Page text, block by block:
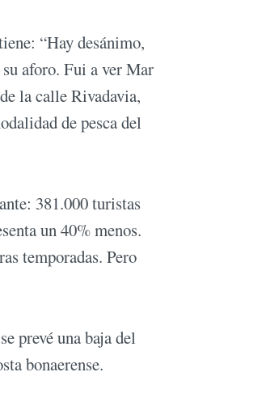
“Hay desánimo,
aforo. Fui a ver Mar
la calle Rivadavia,
de pesca del
381.000 turistas
un 40% menos.
temporadas. Pero
prevé una baja del
bonaerense.